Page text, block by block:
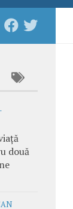
două